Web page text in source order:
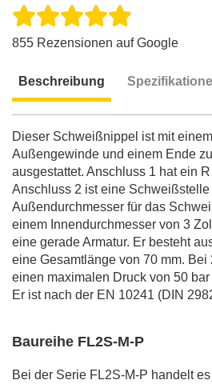
855 Rezensionen auf Google
Beschreibung
Dieser Schweißnippel ist mit
Außengewinde und einem Ende
ausgestattet. Anschluss 1 hat ein
Anschluss 2 ist eine Schweißstelle
Außendurchmesser für das
einem Innendurchmesser von 3
eine gerade Armatur. Er besteht
eine Gesamtlänge von 70 mm. Bei
einen maximalen Druck von 50
Er ist nach der EN 10241 (DIN
Baureihe FL2S-M-P
Bei der Serie FL2S-M-P handelt